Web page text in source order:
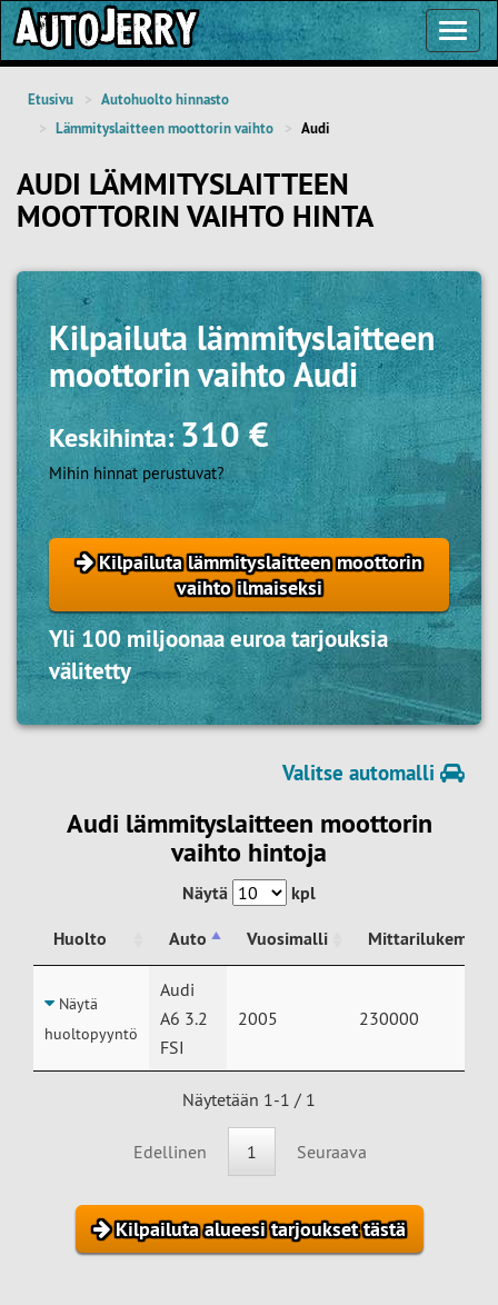
Etusivu
Autohuolto hinnasto
Lämmityslaitteen moottorin vaihto
Audi
AUDI LÄMMITYSLAITTEEN
MOOTTORIN VAIHTO HINTA
Kilpailuta lämmityslaitteen
moottorin vaihto Audi
Keskihinta:310 €
Mihin hinnat perustuvat?
Kilpailuta lämmityslaitteen moottorin
vaihto ilmaiseksi
Yli 100 miljoonaa euroa tarjouksia
välitetty
Valitse automalli
Audi lämmityslaitteen moottorin
vaihto hintoja
Näytä
kpl
Huolto
Auto Vuosimalli
Mittarilukema
Auto
Näytä
huoltopyyntö
Audi
A6 3.2
FSI
2005 230000
Näytetään 1-1 / 1
Edellinen 1 Seuraava
Kilpailuta alueesi tarjoukset tästä